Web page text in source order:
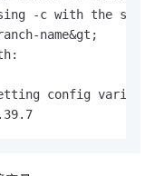
-c with the
name&gt;
config variable